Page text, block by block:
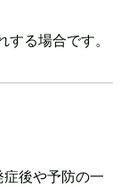
る場合です。
後や予防の一